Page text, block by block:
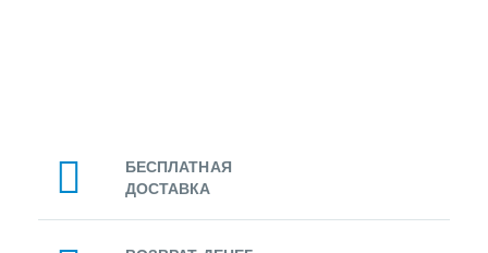
БЕСПЛАТНАЯ
ДОСТАВКА